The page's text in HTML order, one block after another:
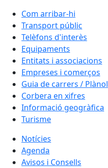
Com arribar-hi
Transport públic
Telèfons d'interès
Equipaments
Entitats i associacions
Empreses i comerços
Guia de carrers / Plànol
Corbera en xifres
Informació geogràfica
Turisme
Notícies
Agenda
Avisos i Consells